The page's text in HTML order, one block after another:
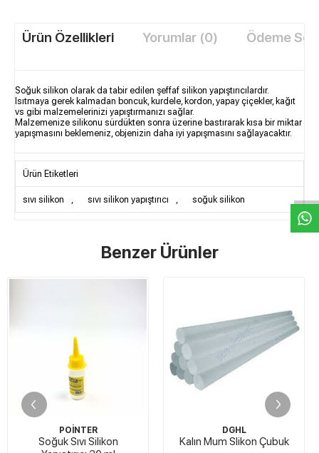
W
h
t
s
a
p
p
D
e
s
e
H
a
t
t
Ürün Özellikleri Yorumlar (0) Ödeme
Soğuk silikon olarak da tabir edilen şeffaf silikon yapıştırıcılardır.
Isıtmaya gerek kalmadan boncuk, kurdele, kordon, yapay çiçekler, kağıt
vs gibi malzemelerinizi yapıştırmanızı sağlar.
Malzemenize silikonu sürdükten sonra üzerine bastırarak kısa bir miktar
yapışmasını beklemeniz, objenizin daha iyi yapışmasını sağlayacaktır.
Ürün Etiketleri
sıvı silikon , sıvı silikon yapıştırıcı , soğuk silikon
Benzer Ürünler
Kalın Mum Slikon Çubuk
Slikon